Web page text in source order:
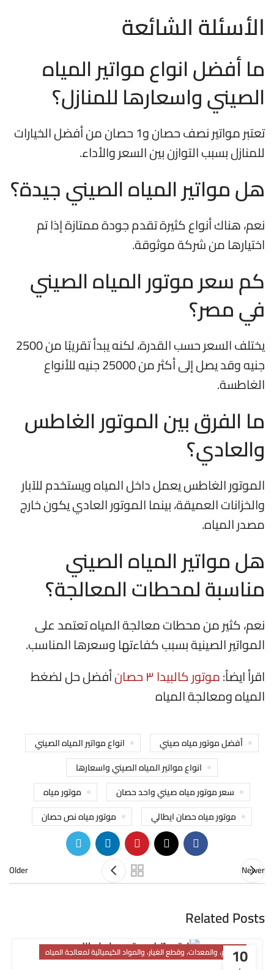
الأسئلة الشائعة
ما أفضل انواع مواتير المياه
الصيني واسعارها للمنازل؟
تعتبر مواتير نصف حصان و1 حصان من أفضل الخيارات
للمنازل بسبب التوازن بين السعر والأداء.
هل مواتير المياه الصيني جيدة؟
نعم، هناك أنواع كثيرة تقدم جودة ممتازة إذا تم
اختيارها من شركة موثوقة.
كم سعر موتور المياه الصيني
في مصر؟
يختلف السعر حسب القدرة، لكنه يبدأ تقريبًا من 2500
جنيه وقد يصل إلى أكثر من 25000 جنيه للأنواع
الغاطسة.
ما الفرق بين الموتور الغاطس
والعادي؟
الموتور الغاطس يعمل داخل المياه ويستخدم للآبار
والخزانات العميقة، بينما الموتور العادي يكون خارج
مصدر المياه.
هل مواتير المياه الصيني
مناسبة لمحطات المعالجة؟
نعم، كثير من محطات معالجة المياه تعتمد على
المواتير الصينية بسبب كفاءتها وسعرها المناسب.
اقرأ ايضاُ:موتور كالبيدا ٣ حصان
أفضل حل لضغط
المياه ومعالجة المياه
أفضل موتور مياه صيني
انواع مواتير المياه الصيني
انواع مواتير المياه الصيني واسعارها
سعر موتور مياه صيني واحد حصان
موتور مياه
موتور مياه حصان ايطالي
موتور مياه نص حصان
Newer
Older
Related Posts
10اللوازم، والمعدات، وقطع الغيار، والمواد الكيميائية لمعالجة المياه